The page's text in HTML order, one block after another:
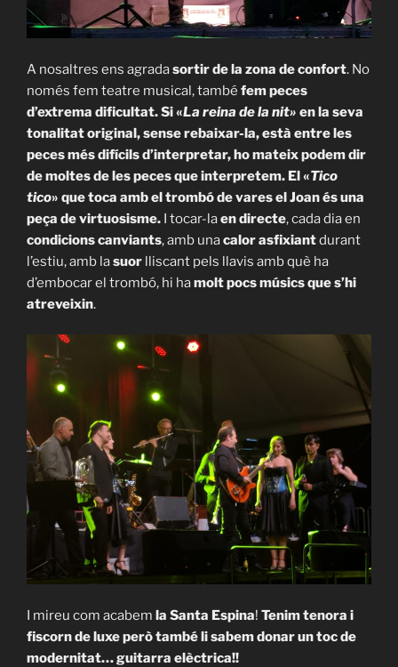
A nosaltres ens agradasortir de la zona de confort. No
només fem teatre musical, també fem peces
d’extrema dificultat. Si «La reina de la nit» en la seva
tonalitat original, sense rebaixar-la, està entre les
peces més difícils d’interpretar, ho mateix podem dir
de moltes de les peces que interpretem. El «Tico
tico» que toca amb el trombó de vares el Joan és una
peça de virtuosisme. I tocar-laen directe, cada dia en
condicions canviants, amb unacalor asfixiantdurant
l’estiu, amb lasuor lliscant pels llavis amb què ha
d’embocar el trombó, hi hamolt pocs músics que s’hi
atreveixin.
I mireu com acabem la Santa Espina! Tenim tenora i
fiscorn de luxe però també li sabem donar un toc de
modernitat… guitarra elèctrica!!